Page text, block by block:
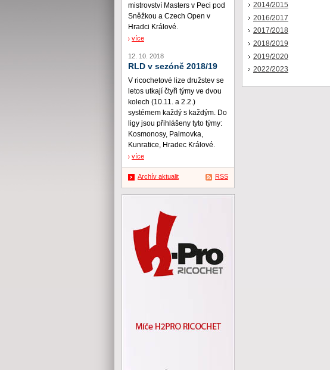
2014/2015
2016/2017
2017/2018
2018/2019
2019/2020
2022/2023
mistrovství Masters v Peci pod
Sněžkou a Czech Open v
Hradci Králové.
více
12. 10. 2018
RLD v sezóně 2018/19
V ricochetové lize družstev se
letos utkají čtyři týmy ve dvou
kolech (10.11. a 2.2.)
systémem každý s každým. Do
ligy jsou přihlášeny tyto týmy:
Kosmonosy, Palmovka,
Kunratice, Hradec Králové.
více
Archív aktualit RSS